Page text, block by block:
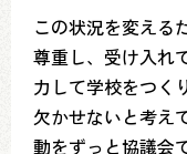
この状況を変える
尊重し、受け入れ
力して学校をつく
欠かせないと考え
動をずっと協議会